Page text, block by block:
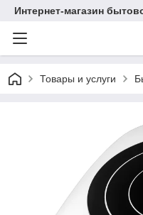
Интернет-магазин
Товары и услуги